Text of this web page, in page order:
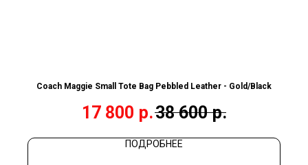
Coach Maggie Small Tote Bag Pebbled Leather - Gold/Black
17 800 р.38 600 р.
ПОДРОБНЕЕ